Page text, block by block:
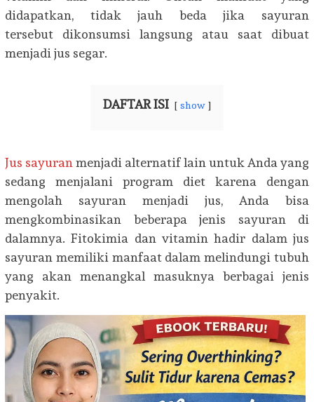
didapatkan, tidak jauh beda jika sayuran
tersebut dikonsumsi langsung atau saat dibuat
menjadi jus segar.
DAFTAR ISI show
Jus sayuran menjadi alternatif lain untuk Anda yang
sedang menjalani program diet karena dengan
mengolah sayuran menjadi jus, Anda bisa
mengkombinasikan beberapa jenis sayuran di
dalamnya. Fitokimia dan vitamin hadir dalam jus
sayuran memiliki manfaat dalam melindungi tubuh
yang akan menangkal masuknya berbagai jenis
penyakit.